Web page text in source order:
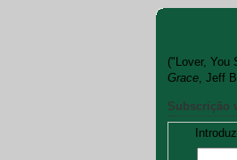
("Lover, You
Grace, Jeff
Subscrição